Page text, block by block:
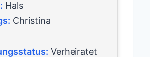
Hals
Christina
Verheiratet